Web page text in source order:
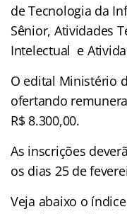
de Tecnologia da
Sênior, Atividades
Intelectual e
O edital Ministério
ofertando
R$ 8.300,00.
As inscrições
os dias 25 de
Veja abaixo o índice